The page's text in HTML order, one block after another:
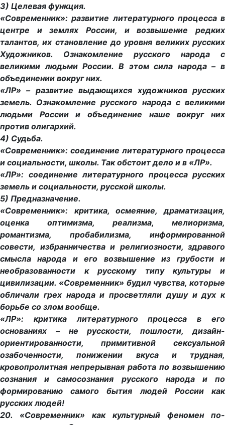
3) Целевая функция.
«Современник»: развитие литературного процесса в
центре и землях России, и возвышение редких
талантов, их становление до уровня великих русских
Художников. Ознакомление русского народа с
великими людьми России. В этом сила народа – в
объединении вокруг них.
«ЛР» – развитие выдающихся художников русских
земель. Ознакомление русского народа с великими
людьми России и объединение наше вокруг них
против олигархий.
4) Судьба.
«Современник»: соединение литературного процесса
и социальности, школы. Так обстоит дело и в «ЛР».
«ЛР»: соединение литературного процесса русских
земель и социальности, русской школы.
5) Предназначение.
«Современник»: критика, осмеяние, драматизация,
оценка оптимизма, реализма, мелиоризма,
романтизма, пробабилизма, информированной
совести, избранничества и религиозности, здравого
смысла народа и его возвышение из грубости и
необразованности к русскому типу культуры и
цивилизации. «Современник» будил чувства, которые
обличали грех народа и просветляли душу и дух к
борьбе со злом вообще.
«ЛР»: критика литературного процесса в его
основаниях – не русскости, пошлости, дизайн-
ориентированности, примитивной сексуальной
озабоченности, понижении вкуса и трудная,
кровопролитная непрерывная работа по возвышению
сознания и самосознания русского народа и по
формированию самого бытия людей России как
русских людей!
20. «Современник» как культурный феномен по-